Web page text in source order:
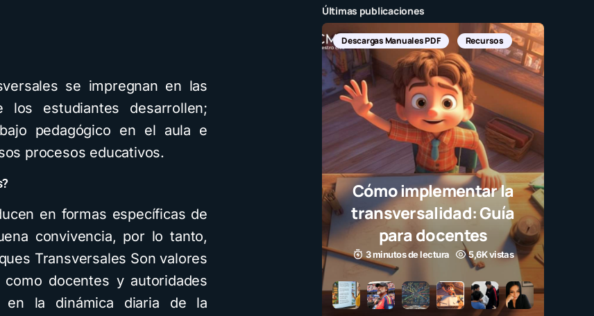
se impregnan en las
estudiantes desarrollen;
pedagógico en el aula e
procesos educativos.
en formas específicas de
convivencia, por lo tanto,
Transversales Son valores
docentes y autoridades
en la dinámica diaria de la
Últimas publicaciones
Descargas Manuales PDF Recursos
Cómo implementar la
transversalidad: Guía
para docentes
3 minutos de lectura 5,6K vistas